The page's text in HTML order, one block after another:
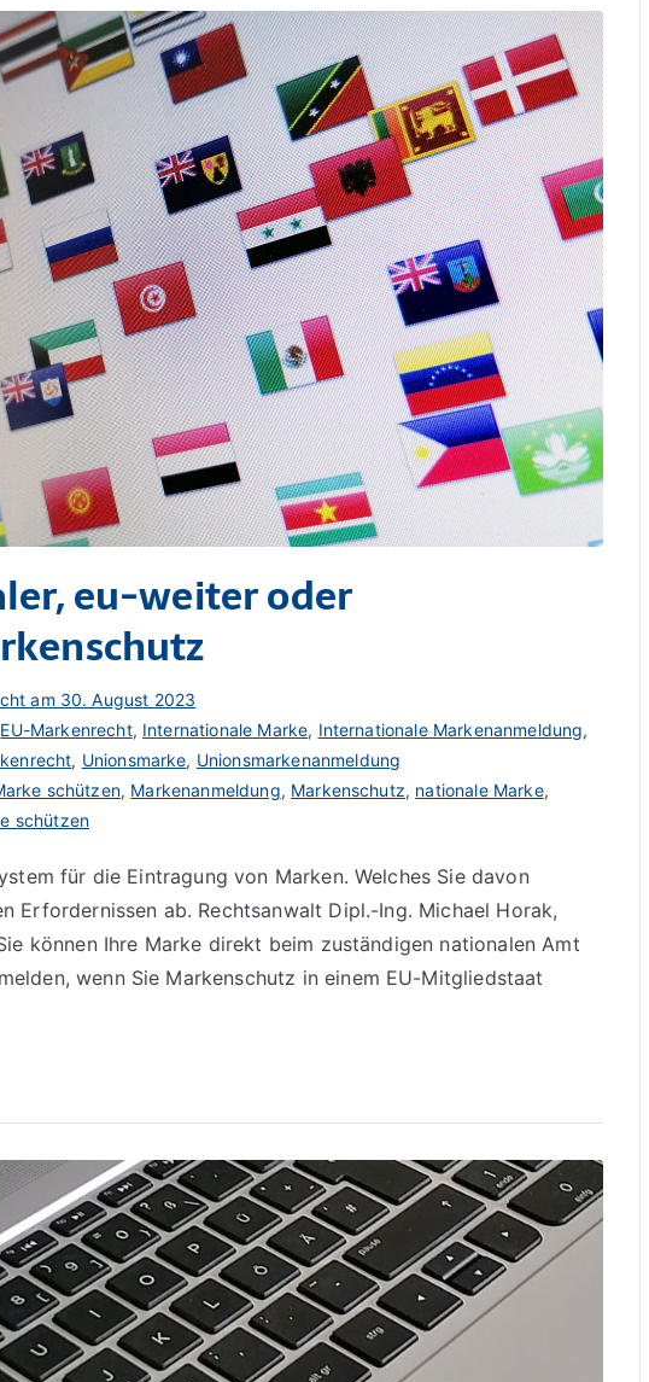
eu-weiter oder
am 30. August 2023
EU-Markenrecht, Internationale Marke, Internationale Markenanmeldung,
, Unionsmarke, Unionsmarkenanmeldung
schützen, Markenanmeldung, Markenschutz, nationale Marke,
schützen
für die Eintragung von Marken. Welches Sie davon
Erfordernissen ab. Rechtsanwalt Dipl.-Ing. Michael Horak,
können Ihre Marke direkt beim zuständigen nationalen Amt
wenn Sie Markenschutz in einem EU-Mitgliedstaat